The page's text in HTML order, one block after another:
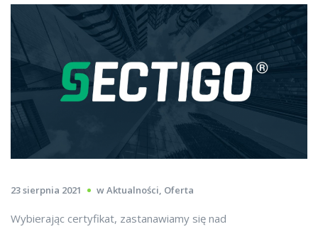
23 sierpnia 2021 wAktualności, Oferta
Wybierając certyfikat, zastanawiamy się nad